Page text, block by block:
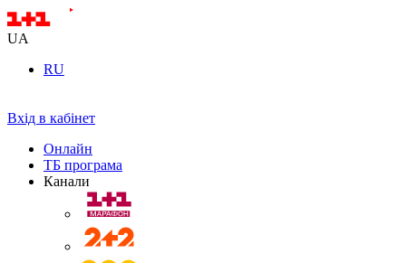
UA
RU
Вхід в кабінет
Онлайн
ТБ програма
Канали